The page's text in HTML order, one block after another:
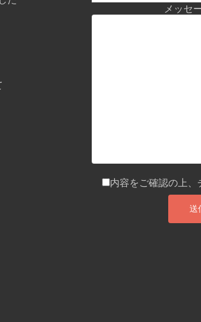
メッセ
内容をご確認の上、